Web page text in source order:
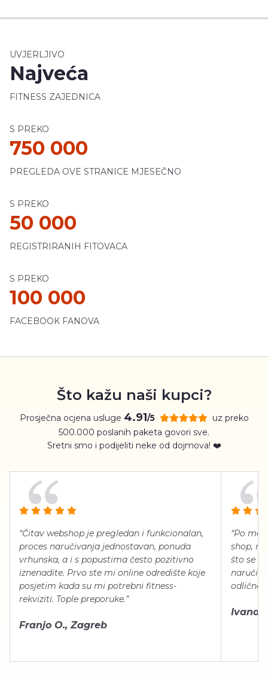
UVJERLJIVO
Najveća
FITNESS ZAJEDNICA
S PREKO
750 000
PREGLEDA OVE STRANICE MJESEČNO
S PREKO
50 000
REGISTRIRANIH FITOVACA
S PREKO
100 000
FACEBOOK FANOVA
Što kažu naši kupci?
Prosječna ocjena usluge 4.91/5
uz preko
500.000 poslanih paketa govori sve.
Sretni smo i podijeliti neke od dojmova! ❤️
“Čitav webshop je pregledan i funkcionalan,
proces naručivanja jednostavan, ponuda
vrhunska, a i s popustima često pozitivno
iznenadite. Prvo ste mi online odredište koje
posjetim kada su mi potrebni fitness-
rekviziti. Tople preporuke.”
Franjo O., Zagreb
“Po
shop,
što se
naručiti,
odlično
Ivana